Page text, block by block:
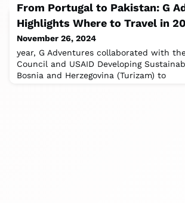
From Portugal to Pakistan: G
Highlights Where to Travel in
November 26, 2024
year, G Adventures collaborated with
Council and USAID Developing
Bosnia and Herzegovina (Turizam) to